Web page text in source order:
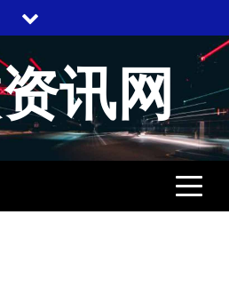
讯网